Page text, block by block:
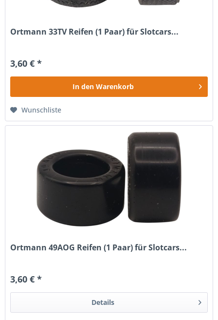
Ortmann 33TV Reifen (1 Paar) für Slotcars...
3,60 € *
In den Warenkorb
Wunschliste
Ortmann 49AOG Reifen (1 Paar) für Slotcars...
3,60 € *
Details